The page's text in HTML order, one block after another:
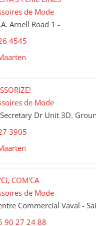
de Mode
Arnell Road 1 -
4545
de Mode
Dr Unit 3D.
3905
COM'CA
de Mode
Commercial Vaval -
90 27 24 88